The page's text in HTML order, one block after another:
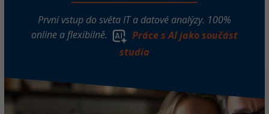
První vstup do světa IT a datové analýzy. 100%
online a flexibilně.
Práce s AI jako součást
studia